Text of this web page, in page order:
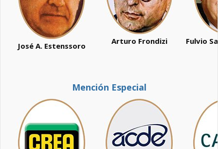
José A. Estenssoro Arturo Frondizi Fulvio
Mención Especial